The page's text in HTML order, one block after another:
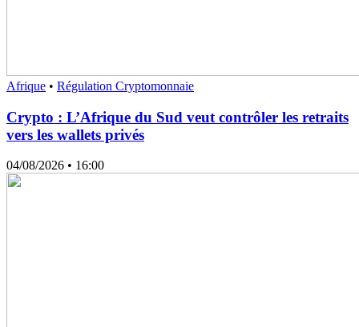
Afrique • Régulation Cryptomonnaie
Crypto : L’Afrique du Sud veut contrôler les retraits
vers les wallets privés
04/08/2026 • 16:00